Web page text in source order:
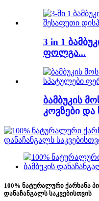
3 in 1
ფოლგა...
ბამბუკის
კოვზები და
100% ნატურალური ქარხანა
დანაჩანგალს საკვებისთვის